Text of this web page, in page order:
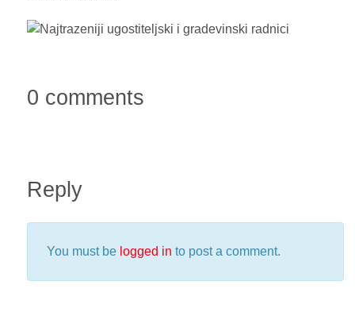
0 comments
Reply
You must be logged in to post a comment.